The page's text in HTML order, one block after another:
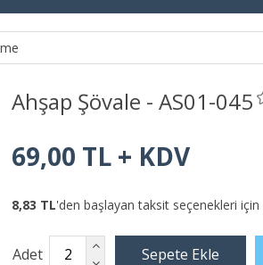
Ahşap Şövale - AS01-045
69,00 TL + KDV
8,83 TL'den başlayan taksit seçenekleri için
Adet